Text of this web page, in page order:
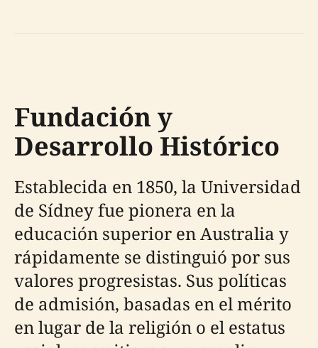
Fundación y
Desarrollo Histórico
Establecida en 1850, la Universidad
de Sídney fue pionera en la
educación superior en Australia y
rápidamente se distinguió por sus
valores progresistas. Sus políticas
de admisión, basadas en el mérito
en lugar de la religión o el estatus